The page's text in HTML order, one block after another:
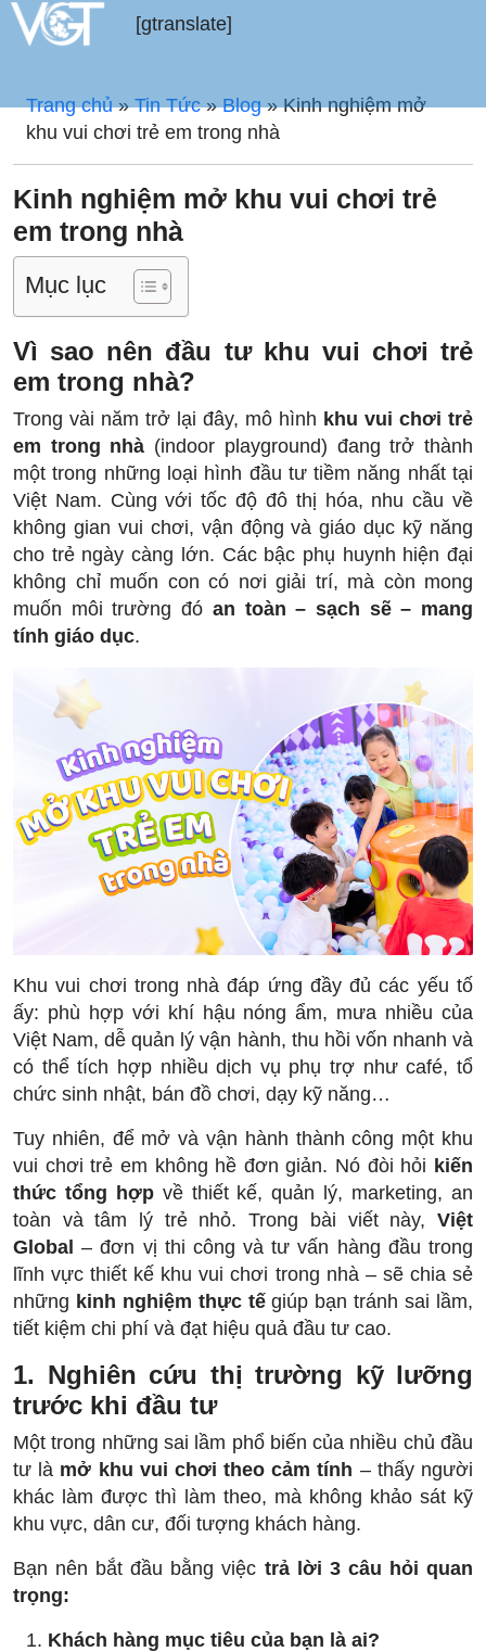
[gtranslate]
Trang chủ»Tin Tức»Blog»Kinh nghiệm mở
khu vui chơi trẻ em trong nhà
Kinh nghiệm mở khu vui chơi trẻ
em trong nhà
Mục lục
Vì sao nên đầu tư khu vui chơi trẻ
em trong nhà?
Trong vài năm trở lại đây, mô hình khu vui chơi trẻ
em trong nhà (indoor playground) đang trở thành
một trong những loại hình đầu tư tiềm năng nhất tại
Việt Nam. Cùng với tốc độ đô thị hóa, nhu cầu về
không gian vui chơi, vận động và giáo dục kỹ năng
cho trẻ ngày càng lớn. Các bậc phụ huynh hiện đại
không chỉ muốn con có nơi giải trí, mà còn mong
muốn môi trường đó an toàn – sạch sẽ – mang
tính giáo dục.
Khu vui chơi trong nhà đáp ứng đầy đủ các yếu tố
ấy: phù hợp với khí hậu nóng ẩm, mưa nhiều của
Việt Nam, dễ quản lý vận hành, thu hồi vốn nhanh và
có thể tích hợp nhiều dịch vụ phụ trợ như café, tổ
chức sinh nhật, bán đồ chơi, dạy kỹ năng…
Tuy nhiên, để mở và vận hành thành công một khu
vui chơi trẻ em không hề đơn giản. Nó đòi hỏi kiến
thức tổng hợpvề thiết kế, quản lý, marketing, an
toàn và tâm lý trẻ nhỏ. Trong bài viết này, Việt
Global – đơn vị thi công và tư vấn hàng đầu trong
lĩnh vực thiết kế khu vui chơi trong nhà – sẽ chia sẻ
những kinh nghiệm thực tếgiúp bạn tránh sai lầm,
tiết kiệm chi phí và đạt hiệu quả đầu tư cao.
1. Nghiên cứu thị trường kỹ lưỡng
trước khi đầu tư
Một trong những sai lầm phổ biến của nhiều chủ đầu
tư là mở khu vui chơi theo cảm tính – thấy người
khác làm được thì làm theo, mà không khảo sát kỹ
khu vực, dân cư, đối tượng khách hàng.
Bạn nên bắt đầu bằng việc trả lời 3 câu hỏi quan
trọng:
Khách hàng mục tiêu của bạn là ai?